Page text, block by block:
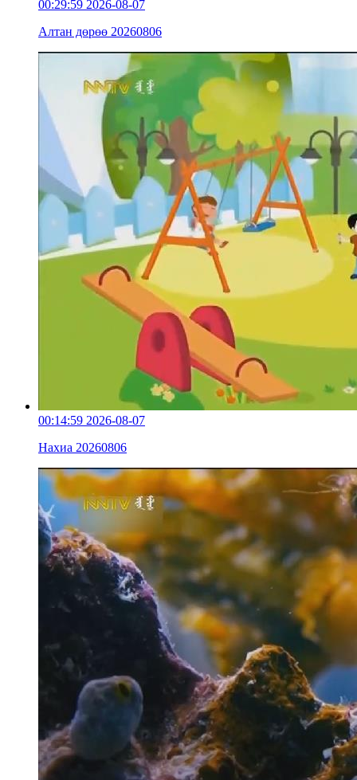
00:29:59 2026-08-07
Алтан дөрөө 20260806
00:14:59 2026-08-07
Нахиа 20260806